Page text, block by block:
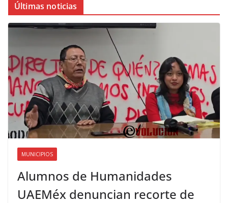
Últimas noticias
MUNICIPIOS
Alumnos de Humanidades
UAEMéx denuncian recorte de